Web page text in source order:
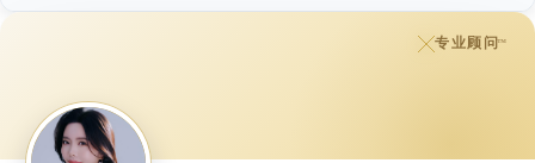
专业顾问™